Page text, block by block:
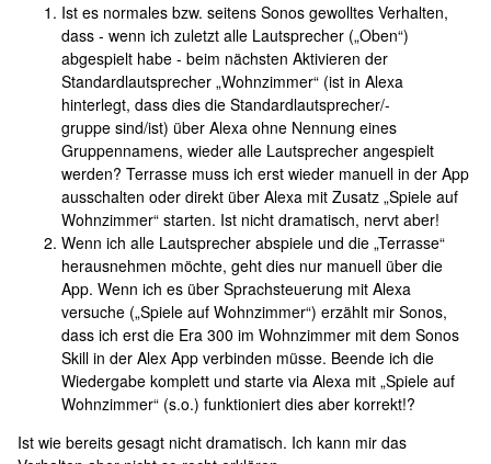
Ist es normales bzw. seitens Sonos gewolltes Verhalten,
dass - wenn ich zuletzt alle Lautsprecher („Oben“)
abgespielt habe - beim nächsten Aktivieren der
Standardlautsprecher „Wohnzimmer“ (ist in Alexa
hinterlegt, dass dies die Standardlautsprecher/-
gruppe sind/ist) über Alexa ohne Nennung eines
Gruppennamens, wieder alle Lautsprecher angespielt
werden? Terrasse muss ich erst wieder manuell in der App
ausschalten oder direkt über Alexa mit Zusatz „Spiele auf
Wohnzimmer“ starten. Ist nicht dramatisch, nervt aber!
Wenn ich alle Lautsprecher abspiele und die „Terrasse“
herausnehmen möchte, geht dies nur manuell über die
App. Wenn ich es über Sprachsteuerung mit Alexa
versuche („Spiele auf Wohnzimmer“) erzählt mir Sonos,
dass ich erst die Era 300 im Wohnzimmer mit dem Sonos
Skill in der Alex App verbinden müsse. Beende ich die
Wiedergabe komplett und starte via Alexa mit „Spiele auf
Wohnzimmer“ (s.o.) funktioniert dies aber korrekt!?
Ist wie bereits gesagt nicht dramatisch. Ich kann mir das